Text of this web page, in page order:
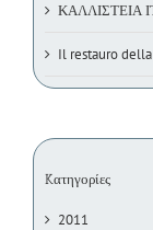
ΚΑΛΛΙΣΤΕΙΑ
Il restauro
Kατηγορίες
2011